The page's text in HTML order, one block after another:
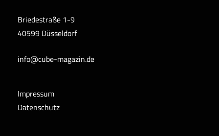
Briedestraße 1-9
40599 Düsseldorf
info@cube-magazin.de
Impressum
Datenschutz